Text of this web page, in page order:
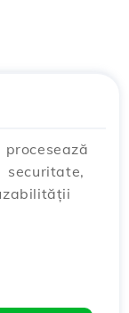
securitate,